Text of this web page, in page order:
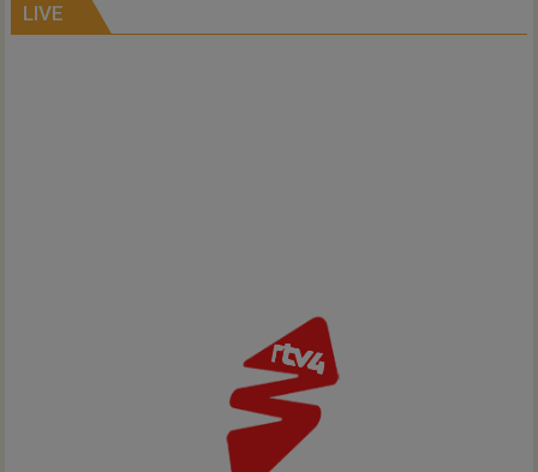
Hardenberg
LIVE